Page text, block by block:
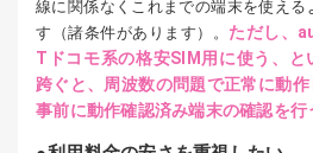
線に関係なくこれまでの端末を使える
す（諸条件があります）。 ただし、
Tドコモ系の格安SIM用に使う、と
跨ぐと、周波数の問題で正常に動作
事前に動作確認済み端末の確認を行